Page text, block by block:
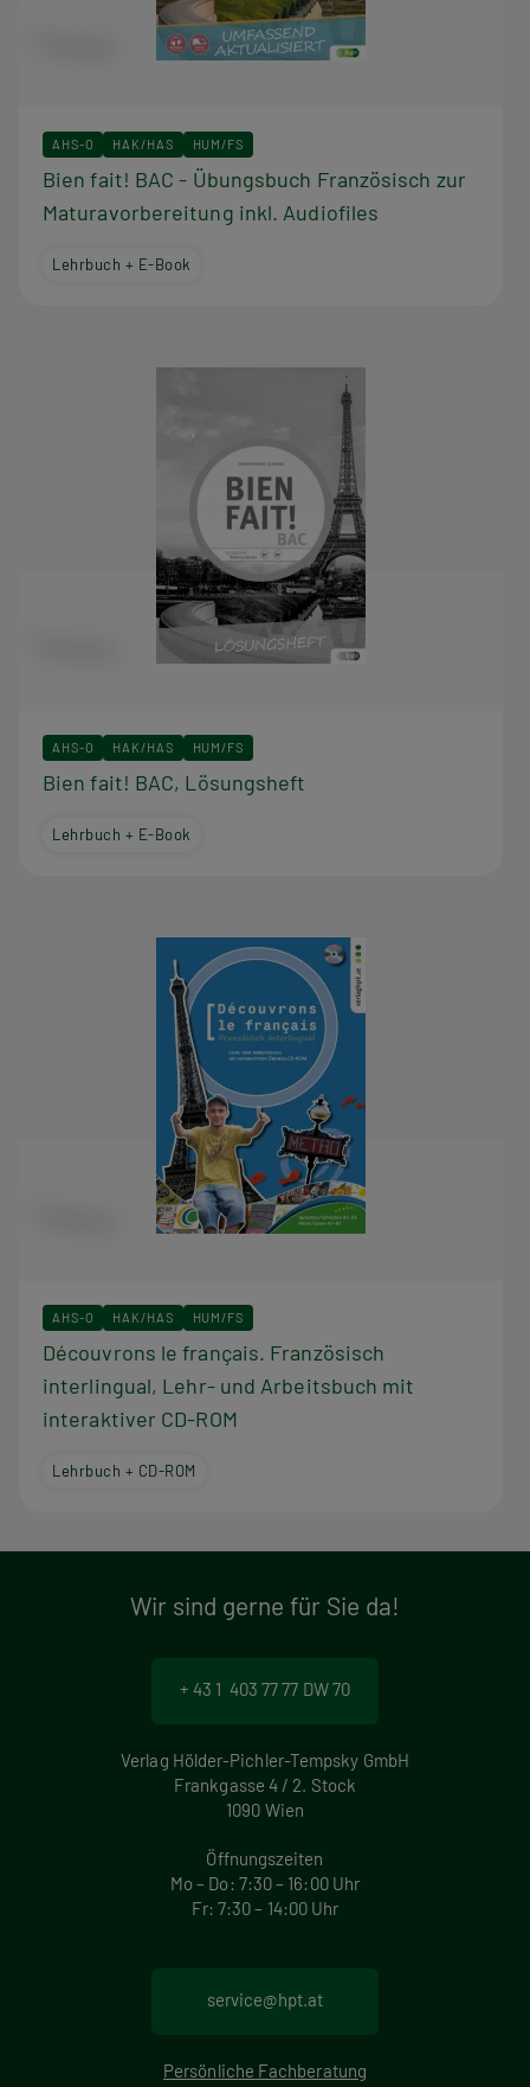
AHS-O HAK/HAS HUM/FS
Bien fait! BAC - Übungsbuch Französisch zur
Maturavorbereitung inkl. Audiofiles
Lehrbuch + E-Book
AHS-O HAK/HAS HUM/FS
Bien fait! BAC, Lösungsheft
Lehrbuch + E-Book
AHS-O HAK/HAS HUM/FS
Découvrons le français. Französisch
interlingual, Lehr- und Arbeitsbuch mit
interaktiver CD-ROM
Lehrbuch + CD-ROM
Wir sind gerne für Sie da!
+ 43 1 403 77 77 DW 70
Verlag Hölder-Pichler-Tempsky GmbH
Frankgasse 4 / 2. Stock
1090 Wien
Öffnungszeiten
Mo – Do: 7:30 – 16:00 Uhr
Fr: 7:30 – 14:00 Uhr
service@hpt.at
Persönliche Fachberatung